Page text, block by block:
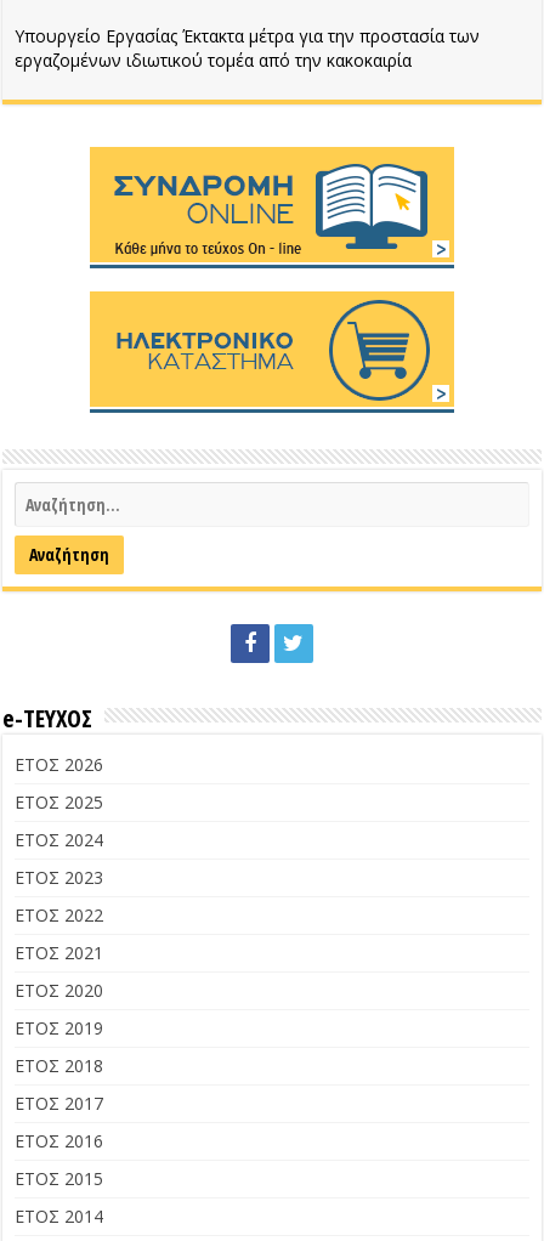
Υπουργείο Εργασίας Έκτακτα μέτρα για την προστασία των
εργαζομένων ιδιωτικού τομέα από την κακοκαιρία
e-ΤΕΥΧΟΣ
ΕΤΟΣ 2026
ΕΤΟΣ 2025
ΕΤΟΣ 2024
ΕΤΟΣ 2023
ΕΤΟΣ 2022
ΕΤΟΣ 2021
ΕΤΟΣ 2020
ΕΤΟΣ 2019
ΕΤΟΣ 2018
ΕΤΟΣ 2017
ΕΤΟΣ 2016
ΕΤΟΣ 2015
ΕΤΟΣ 2014